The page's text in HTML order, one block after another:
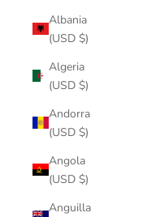
Albania
(USD $)
Algeria
(USD $)
Andorra
(USD $)
Angola
(USD $)
Anguilla